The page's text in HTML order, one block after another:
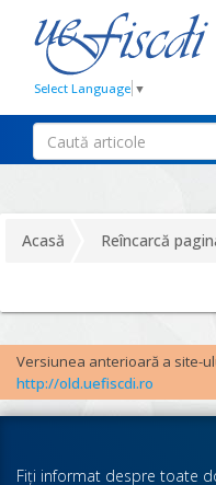
Select Language ▼
Acasă Reîncarcă
Versiunea anterioară a site-
http://old.uefiscdi.ro
Fiţi informat despre toate